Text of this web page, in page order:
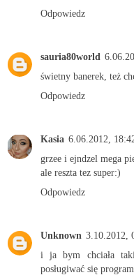
Odpowiedz
sauria80world
świetny banerek, też
Odpowiedz
Kasia 6.06.2012,
grzee i ejndzel mega
ale reszta tez super:)
Odpowiedz
Unknown 3.10.2012,
i ja bym chciała
posługiwać się